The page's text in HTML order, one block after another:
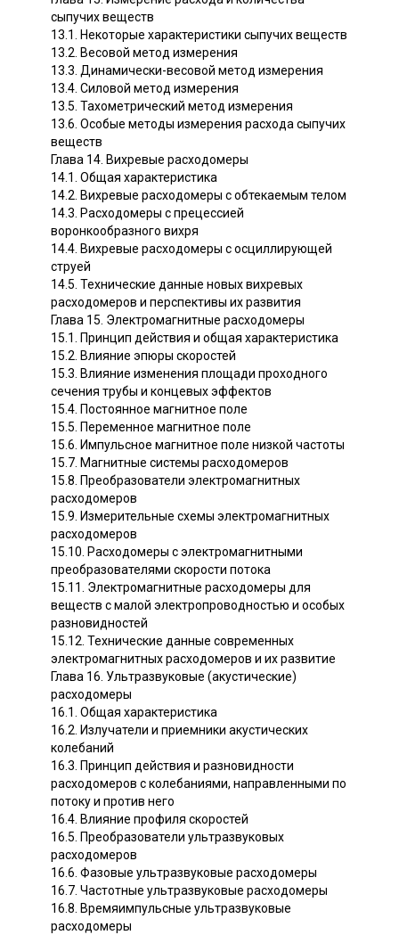
сыпучих веществ
13.1. Некоторые характеристики сыпучих веществ
13.2. Весовой метод измерения
13.3. Динамически-весовой метод измерения
13.4. Силовой метод измерения
13.5. Тахометрический метод измерения
13.6. Особые методы измерения расхода сыпучих
веществ
Глава 14. Вихревые расходомеры
14.1. Общая характеристика
14.2. Вихревые расходомеры с обтекаемым телом
14.3. Расходомеры с прецессией
воронкообразного вихря
14.4. Вихревые расходомеры с осциллирующей
струей
14.5. Технические данные новых вихревых
расходомеров и перспективы их развития
Глава 15. Электромагнитные расходомеры
15.1. Принцип действия и общая характеристика
15.2. Влияние эпюры скоростей
15.3. Влияние изменения площади проходного
сечения трубы и концевых эффектов
15.4. Постоянное магнитное поле
15.5. Переменное магнитное поле
15.6. Импульсное магнитное поле низкой частоты
15.7. Магнитные системы расходомеров
15.8. Преобразователи электромагнитных
расходомеров
15.9. Измерительные схемы электромагнитных
расходомеров
15.10. Расходомеры с электромагнитными
преобразователями скорости потока
15.11. Электромагнитные расходомеры для
веществ с малой электропроводностью и особых
разновидностей
15.12. Технические данные современных
электромагнитных расходомеров и их развитие
Глава 16. Ультразвуковые (акустические)
расходомеры
16.1. Общая характеристика
16.2. Излучатели и приемники акустических
колебаний
16.3. Принцип действия и разновидности
расходомеров с колебаниями, направленными по
потоку и против него
16.4. Влияние профиля скоростей
16.5. Преобразователи ультразвуковых
расходомеров
16.6. Фазовые ультразвуковые расходомеры
16.7. Частотные ультразвуковые расходомеры
16.8. Времяимпульсные ультразвуковые
расходомеры